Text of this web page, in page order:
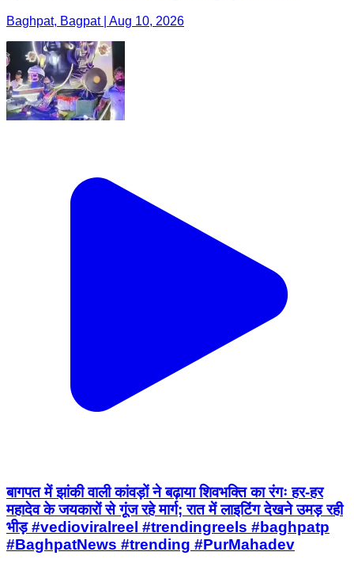
Baghpat, Bagpat | Aug 10, 2026
बागपत में झांकी वाली कांवड़ों ने बढ़ाया शिवभक्ति का रंगः हर-हर
महादेव के जयकारों से गूंज रहे मार्ग; रात में लाइटिंग देखने उमड़ रही
भीड़ #vedioviralreel #trendingreels #baghpatp
#BaghpatNews #trending #PurMahadev